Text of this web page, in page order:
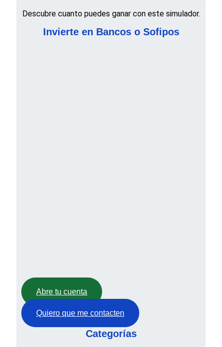
Descubre cuanto puedes ganar con este simulador.
Invierte en Bancos o Sofipos
Abre tu cuenta
Quiero que me contacten
Categorías